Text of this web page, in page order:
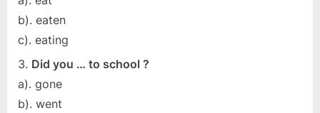
b). eaten
c). eating
Did you … to school ?
a). gone
b). went